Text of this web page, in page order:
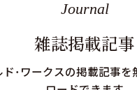
雑誌掲載記事
Journal
ド・ワークスの掲載記事を